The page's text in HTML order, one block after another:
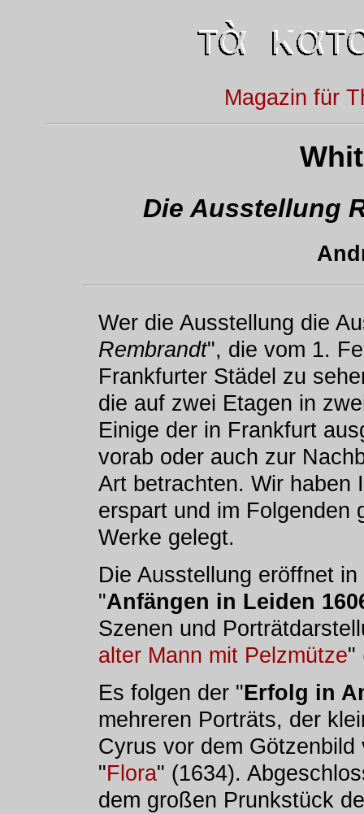
Magazin für
Die Ausstellung
Wer die Ausstellung die
Rembrandt", die vom 1.
Frankfurter Städel zu
die auf zwei Etagen in
Einige der in Frankfurt
vorab oder auch zur
Art betrachten. Wir haben
erspart und im Folgenden
Werke gelegt.
Die Ausstellung eröffnet
"Anfängen in Leiden
Szenen und
alter Mann mit Pelzmütze"
Es folgen der "Erfolg in
mehreren Porträts, der
Cyrus vor dem
"Flora" (1634).
dem großen Prunkstück